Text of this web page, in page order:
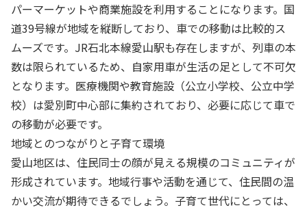
パーマーケットや商業施設を利用することになります。国
道39号線が地域を縦断しており、車での移動は比較的ス
ムーズです。JR石北本線愛山駅も存在しますが、列車の本
数は限られているため、自家用車が生活の足として不可欠
となります。医療機関や教育施設（公立小学校、公立中学
校）は愛別町中心部に集約されており、必要に応じて車で
の移動が必要です。
地域とのつながりと子育て環境
愛山地区は、住民同士の顔が見える規模のコミュニティが
形成されています。地域行事や活動を通じて、住民間の温
かい交流が期待できるでしょう。子育て世代にとっては、